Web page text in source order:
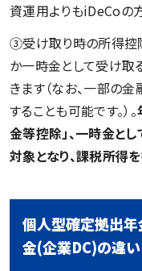
資運用よりもiDeCoの
③受け取り時の所得控
か一時金として受け取
きます（なお、一部の
することも可能です。）。
金等控除」、一時金と
対象となり、課税所得
個人型確定拠出年
金(企業DC)の違い